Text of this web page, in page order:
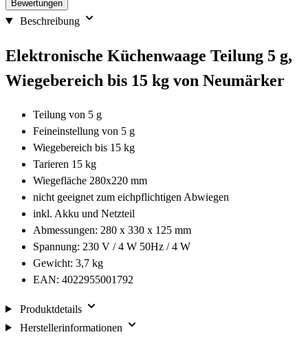
Bewertungen
Beschreibung
Elektronische Küchenwaage Teilung 5 g,
Wiegebereich bis 15 kg von Neumärker
Teilung von 5 g
Feineinstellung von 5 g
Wiegebereich bis 15 kg
Tarieren 15 kg
Wiegefläche 280x220 mm
nicht geeignet zum eichpflichtigen Abwiegen
inkl. Akku und Netzteil
Abmessungen: 280 x 330 x 125 mm
Spannung: 230 V / 4 W 50Hz / 4 W
Gewicht: 3,7 kg
EAN: 4022955001792
Produktdetails
Herstellerinformationen